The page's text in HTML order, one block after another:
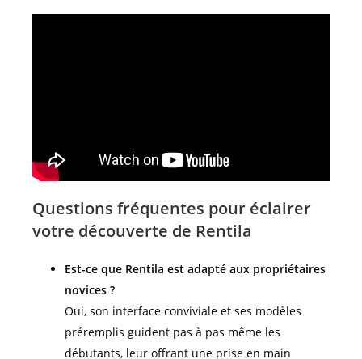
Questions fréquentes pour éclairer
votre découverte de Rentila
Est-ce que Rentila est adapté aux propriétaires
novices ?
Oui, son interface conviviale et ses modèles
préremplis guident pas à pas même les
débutants, leur offrant une prise en main